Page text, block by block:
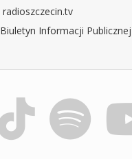
radioszczecin.tv
Biuletyn Informacji Publicznej